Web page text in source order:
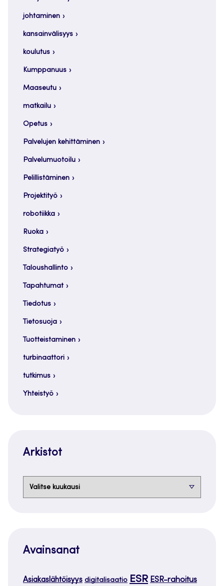
johtaminen
kansainvälisyys
koulutus
Kumppanuus
Maaseutu
matkailu
Opetus
Palvelujen kehittäminen
Palvelumuotoilu
Pelillistäminen
Projektityö
robotiikka
Ruoka
Strategiatyö
Taloushallinto
Tapahtumat
Tiedotus
Tietosuoja
Tuotteistaminen
turbinaattori
tutkimus
Yhteistyö
Arkistot
Avainsanat
Asiakaslähtöisyys digitalisaatio ESR ESR-rahoitus